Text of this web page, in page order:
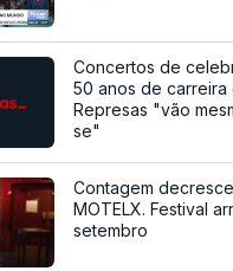
Concertos de
50 anos de carreira
Represas "vão
se"
Contagem
MOTELX. Festival
setembro